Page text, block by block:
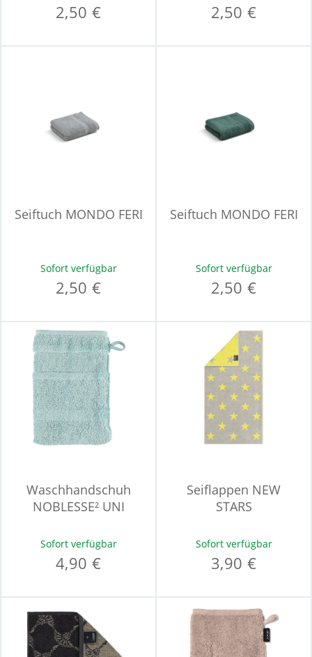
2,50 € 2,50 €
Seiftuch MONDO FERI
Sofort verfügbar
2,50 €
Seiftuch MONDO FERI
Sofort verfügbar
2,50 €
Waschhandschuh
NOBLESSE² UNI
Sofort verfügbar
4,90 €
Seiflappen NEW
STARS
Sofort verfügbar
3,90 €